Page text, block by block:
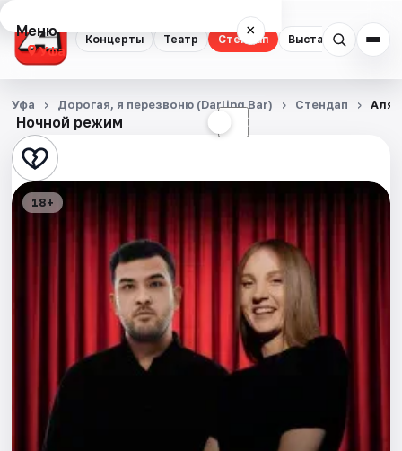
Концерты Театр Стендап Выставки
Меню ×
Уфа
Концерты
Театр
Стендап
Выставки
Города
Ночной режим ☾
Уфа Дорогая, я перезвоню (Darling Bar) Стендап Аля
18+